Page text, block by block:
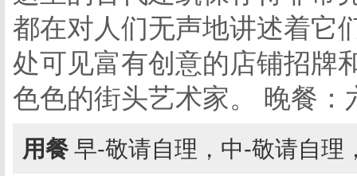
都在对人们无声地讲述着它
处可见富有创意的店铺招牌
色色的街头艺术家。 晚餐：
用餐 早-敬请自理，中-敬请自理